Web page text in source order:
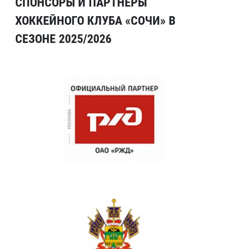
ХОККЕЙНОГО КЛУБА «СОЧИ» В
СЕЗОНЕ 2025/2026